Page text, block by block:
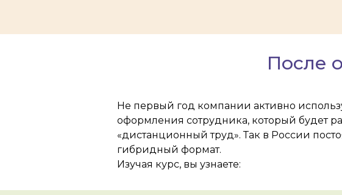
После
Не первый год компании активно
оформления сотрудника, который будет
«дистанционный труд». Так в России
гибридный формат.
Изучая курс, вы узнаете: